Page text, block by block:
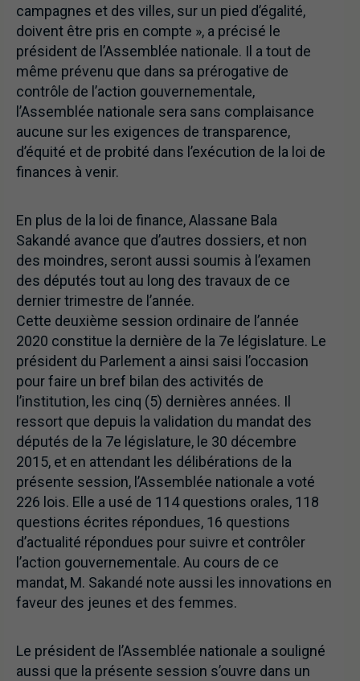
campagnes et des villes, sur un pied d’égalité,
doivent être pris en compte », a précisé le
président de l’Assemblée nationale. Il a tout de
même prévenu que dans sa prérogative de
contrôle de l’action gouvernementale,
l’Assemblée nationale sera sans complaisance
aucune sur les exigences de transparence,
d’équité et de probité dans l’exécution de la loi de
finances à venir.
En plus de la loi de finance, Alassane Bala
Sakandé avance que d’autres dossiers, et non
des moindres, seront aussi soumis à l’examen
des députés tout au long des travaux de ce
dernier trimestre de l’année.
Cette deuxième session ordinaire de l’année
2020 constitue la dernière de la 7e législature. Le
président du Parlement a ainsi saisi l’occasion
pour faire un bref bilan des activités de
l’institution, les cinq (5) dernières années. Il
ressort que depuis la validation du mandat des
députés de la 7e législature, le 30 décembre
2015, et en attendant les délibérations de la
présente session, l’Assemblée nationale a voté
226 lois. Elle a usé de 114 questions orales, 118
questions écrites répondues, 16 questions
d’actualité répondues pour suivre et contrôler
l’action gouvernementale. Au cours de ce
mandat, M. Sakandé note aussi les innovations en
faveur des jeunes et des femmes.
Le président de l’Assemblée nationale a souligné
aussi que la présente session s’ouvre dans un